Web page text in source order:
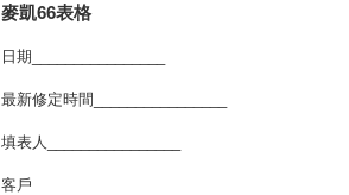
麥凱66表格
日期________________
最新修定時間________________
填表人________________
客戶